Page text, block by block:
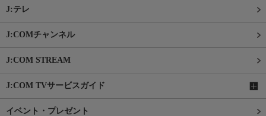
J:テレ
J:COMチャンネル
J:COM STREAM
J:COM TVサービスガイド
イベント・プレゼント